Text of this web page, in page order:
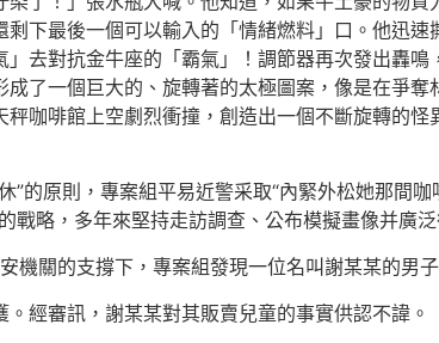
下最後一個可以輸入的「情緒燃料」口。他迅
去對抗金牛座的「霸氣」！調節器再次發出轟
了一個巨大的、旋轉著的太極圖案，像是在爭
咖啡館上空劇烈衝撞，創造出一個不斷旋轉的
”的原則，專案組平易近警采取“內緊外松她那間
戰略，多年來堅持走訪調查、公布模擬畫像并廣泛
機關的支撐下，專案組發現一位名叫謝某某的男
經審訊，謝某某對其販賣兒童的事實供認不諱。